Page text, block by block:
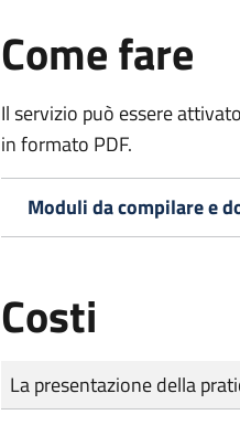
Come fare
Il servizio può essere
in formato PDF.
Moduli da compilare e
Costi
Tipo di pagamento
Importo
La presentazione della